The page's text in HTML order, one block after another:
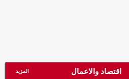
اقتصاد والاعمال المزيد